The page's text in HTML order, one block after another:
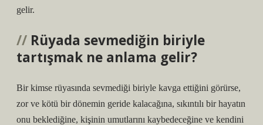
gelir.
Rüyada sevmediğin biriyle
tartışmak ne anlama gelir?
Bir kimse rüyasında sevmediği biriyle kavga ettiğini görürse,
zor ve kötü bir dönemin geride kalacağına, sıkıntılı bir hayatın
onu beklediğine, kişinin umutlarını kaybedeceğine ve kendini